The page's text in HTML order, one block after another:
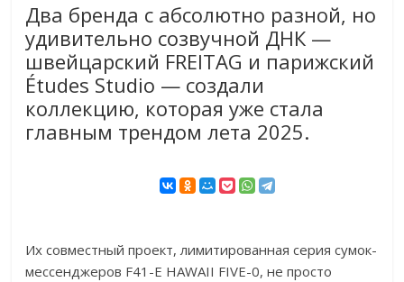
Два бренда с абсолютно разной, но
удивительно созвучной ДНК —
швейцарский FREITAG и парижский
Études Studio — создали
коллекцию, которая уже стала
главным трендом лета 2025.
Их совместный проект, лимитированная серия сумок-
мессенджеров F41-E HAWAII FIVE-0, не просто